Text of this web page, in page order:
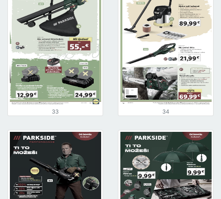
33 34